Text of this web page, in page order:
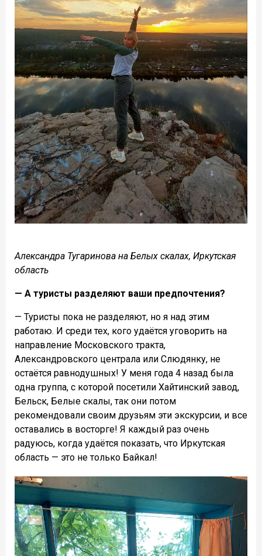
Александра Тугаринова на Белых скалах, Иркутская
область
— А туристы разделяют ваши предпочтения?
— Туристы пока не разделяют, но я над этим
работаю. И среди тех, кого удаётся уговорить на
направление Московского тракта,
Александровского централа или Слюдянку, не
остаётся равнодушных! У меня года 4 назад была
одна группа, с которой посетили Хайтинский завод,
Бельск, Белые скалы, так они потом
рекомендовали своим друзьям эти экскурсии, и все
оставались в восторге! Я каждый раз очень
радуюсь, когда удаётся показать, что Иркутская
область — это не только Байкал!